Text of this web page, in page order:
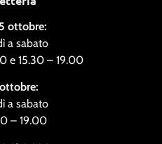
ottobre:
a sabato
e 15.30 – 19.00
a sabato
– 19.00